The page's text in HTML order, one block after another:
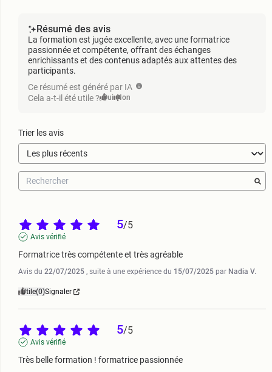
Résumé des avis
La formation est jugée excellente, avec une formatrice
passionnée et compétente, offrant des échanges
enrichissants et des contenus adaptés aux attentes des
participants.
Ce résumé est généré par IA
Cela a-t-il été utile ? Oui Non
Trier les avis
5/5
Avis vérifié
Formatrice très compétente et très agréable
Avis du 22/07/2025 , suite à une expérience du 15/07/2025 par Nadia V.
Utile(0)Signaler
5/5
Avis vérifié
Très belle formation ! formatrice passionnée